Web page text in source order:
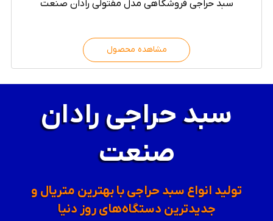
سبد حراجی فروشگاهی مدل مفتولی رادان صنعت
مشاهده محصول
سبد حراجی رادان
صنعت
تولید انواع سبد حراجی با بهترین متریال و
جدیدترین دستگاه‌های روز دنیا